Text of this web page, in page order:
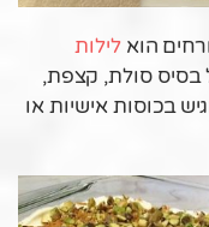
הוא לילות
בסיס סולת, קצפת,
בכוסות אישיות או